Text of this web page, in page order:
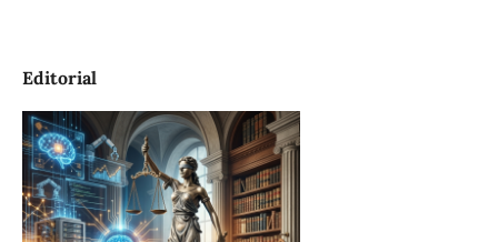
Editorial